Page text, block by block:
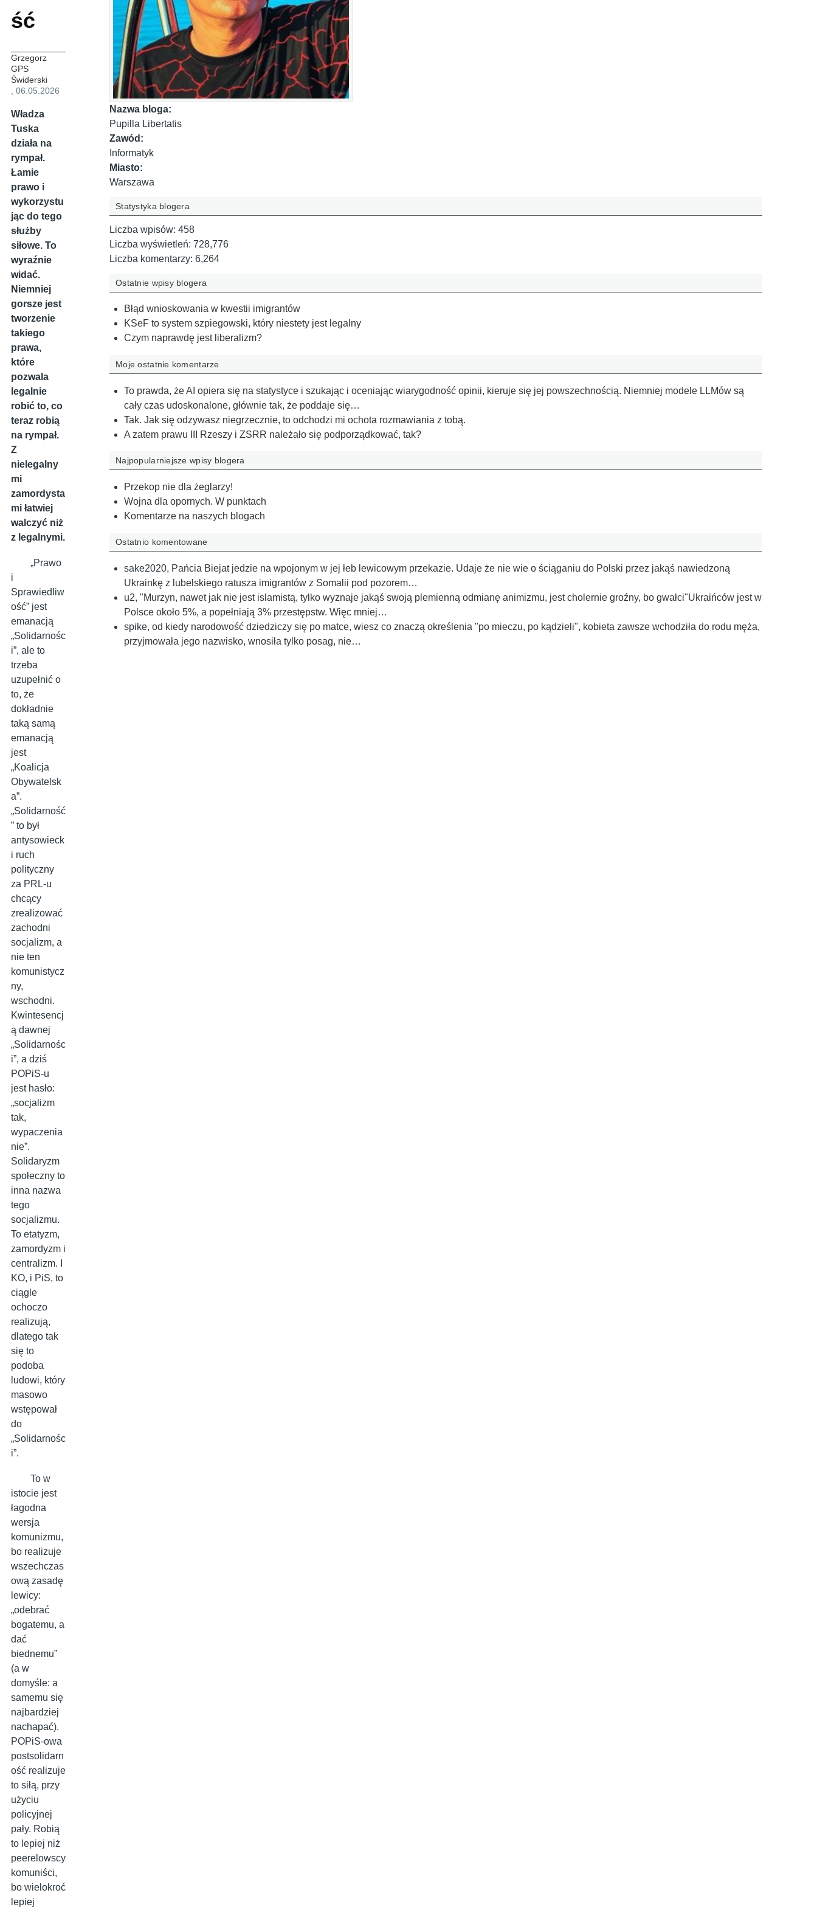
ść
Grzegorz
GPS
Świderski
, 06.05.2026
Władza
Tuska
działa na
rympał.
Łamie
prawo i
wykorzystu
jąc do tego
służby
siłowe. To
wyraźnie
widać.
Niemniej
gorsze jest
tworzenie
takiego
prawa,
które
pozwala
legalnie
robić to, co
teraz robią
na rympał.
Z
nielegalny
mi
zamordysta
mi łatwiej
walczyć niż
z legalnymi.
„Prawo
i
Sprawiedliw
ość” jest
emanacją
„Solidarnośc
i”, ale to
trzeba
uzupełnić o
to, że
dokładnie
taką samą
emanacją
jest
„Koalicja
Obywatelsk
a”.
„Solidarność
” to był
antysowieck
i ruch
polityczny
za PRL-u
chcący
zrealizować
zachodni
socjalizm, a
nie ten
komunistycz
ny,
wschodni.
Kwintesencj
ą dawnej
„Solidarnośc
i”, a dziś
POPiS-u
jest hasło:
„socjalizm
tak,
wypaczenia
nie”.
Solidaryzm
społeczny to
inna nazwa
tego
socjalizmu.
To etatyzm,
zamordyzm i
centralizm. I
KO, i PiS, to
ciągle
ochoczo
realizują,
dlatego tak
się to
podoba
ludowi, który
masowo
wstępował
do
„Solidarnośc
i”.
To w
istocie jest
łagodna
wersja
komunizmu,
bo realizuje
wszechczas
ową zasadę
lewicy:
„odebrać
bogatemu, a
dać
biednemu”
(a w
domyśle: a
samemu się
najbardziej
nachapać).
POPiS-owa
postsolidarn
ość realizuje
to siłą, przy
użyciu
policyjnej
pały. Robią
to lepiej niż
peerelowscy
komuniści,
bo wielokroć
lepiej
Nazwa bloga:
Pupilla Libertatis
Zawód:
Informatyk
Miasto:
Warszawa
Statystyka blogera
Liczba wpisów: 458
Liczba wyświetleń: 728,776
Liczba komentarzy: 6,264
Ostatnie wpisy blogera
Błąd wnioskowania w kwestii imigrantów
KSeF to system szpiegowski, który niestety jest legalny
Czym naprawdę jest liberalizm?
Moje ostatnie komentarze
To prawda, że AI opiera się na statystyce i szukając i oceniając wiarygodność opinii, kieruje się jej powszechnością. Niemniej modele LLMów są
cały czas udoskonalone, głównie tak, że poddaje się…
Tak. Jak się odzywasz niegrzecznie, to odchodzi mi ochota rozmawiania z tobą.
A zatem prawu III Rzeszy i ZSRR należało się podporządkować, tak?
Najpopularniejsze wpisy blogera
Przekop nie dla żeglarzy!
Wojna dla opornych. W punktach
Komentarze na naszych blogach
Ostatnio komentowane
sake2020, Pańcia Biejat jedzie na wpojonym w jej łeb lewicowym przekazie. Udaje że nie wie o ściąganiu do Polski przez jakąś nawiedzoną
Ukrainkę z lubelskiego ratusza imigrantów z Somalii pod pozorem…
u2, "Murzyn, nawet jak nie jest islamistą, tylko wyznaje jakąś swoją plemienną odmianę animizmu, jest cholernie groźny, bo gwałci"Ukraińców jest w
Polsce około 5%, a popełniają 3% przestępstw. Więc mniej…
spike, od kiedy narodowość dziedziczy się po matce, wiesz co znaczą określenia "po mieczu, po kądzieli", kobieta zawsze wchodziła do rodu męża,
przyjmowała jego nazwisko, wnosiła tylko posag, nie…